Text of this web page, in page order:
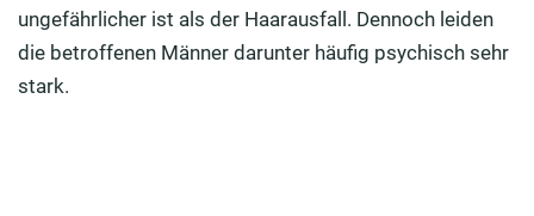
Hilft eine Eigenbluttherapie als Haarwurzel-
Regenerator?
ungefährlicher ist als der Haarausfall. Dennoch leiden
die betroffenen Männer darunter häufig psychisch sehr
stark.